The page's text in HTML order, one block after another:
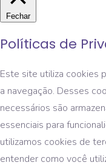
Fechar
Políticas de
Este site utiliza cookies
a navegação. Desses
necessários são
essenciais para
utilizamos cookies de
entender como você